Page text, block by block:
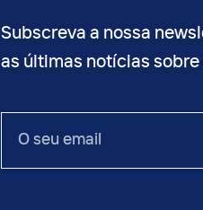
Subscreva a nossa
as últimas notícias
seu